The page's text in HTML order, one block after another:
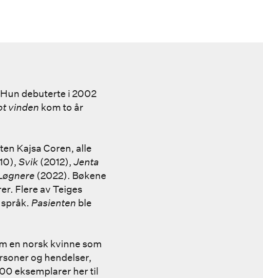
debuterte i 2002
vinden kom to år
Kajsa Coren, alle
Svik (2012), Jenta
(2022). Bøkene
Flere av Teiges
Pasienten ble
en norsk kvinne som
og hendelser,
eksemplarer her til